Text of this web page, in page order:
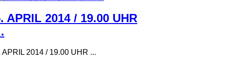
APRIL 2014 / 19.00 UHR
APRIL 2014 / 19.00 UHR ...